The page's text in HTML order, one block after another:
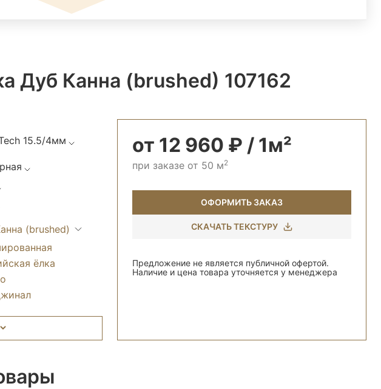
Дуб Канна (brushed) 107162
15.5/4мм
(brushed)
ёлка
от 12 960 ₽ / 1м²
при заказе от 50 м2
ОФОРМИТЬ ЗАКАЗ
СКАЧАТЬ ТЕКСТУРУ
Предложение не является публичной офертой.
Наличие и цена товара уточняется у менеджера